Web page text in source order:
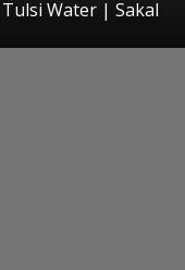
Water | Sakal